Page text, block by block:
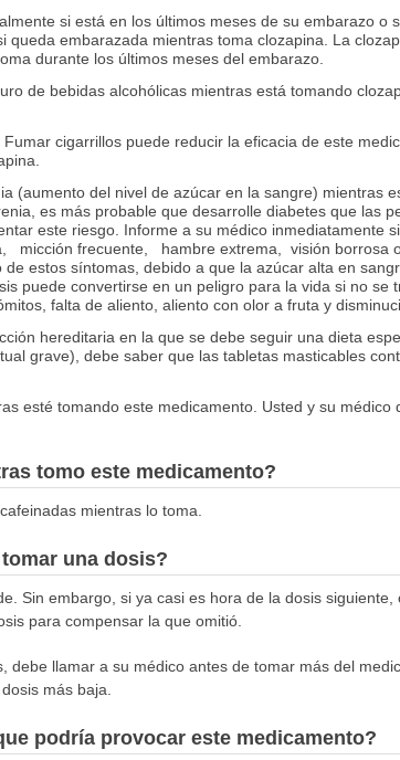
si está en los últimos meses de su embarazo o
queda embarazada mientras toma clozapina. La
durante los últimos meses del embarazo.
de bebidas alcohólicas mientras está tomando
cigarrillos puede reducir la eficacia de este
(aumento del nivel de azúcar en la sangre) mientras
es más probable que desarrolle diabetes que las
este riesgo. Informe a su médico inmediatamente
micción frecuente, hambre extrema, visión borrosa
estos síntomas, debido a que la azúcar alta en
puede convertirse en un peligro para la vida si no se
falta de aliento, aliento con olor a fruta y
hereditaria en la que se debe seguir una dieta
grave), debe saber que las tabletas masticables
esté tomando este medicamento. Usted y su médico
tomo este medicamento?
mientras lo toma.
una dosis?
Sin embargo, si ya casi es hora de la dosis
para compensar la que omitió.
debe llamar a su médico antes de tomar más del
más baja.
podría provocar este medicamento?